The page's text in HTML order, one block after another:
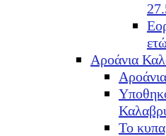
Αροάνια
Το